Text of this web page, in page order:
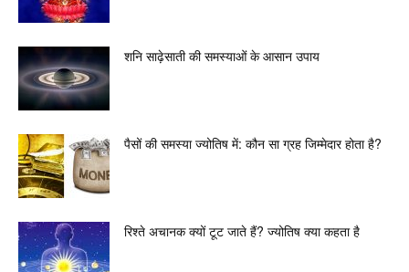
शनि साढ़ेसाती की समस्याओं के आसान उपाय
पैसों की समस्या ज्योतिष में: कौन सा ग्रह जिम्मेदार होता है?
रिश्ते अचानक क्यों टूट जाते हैं? ज्योतिष क्या कहता है